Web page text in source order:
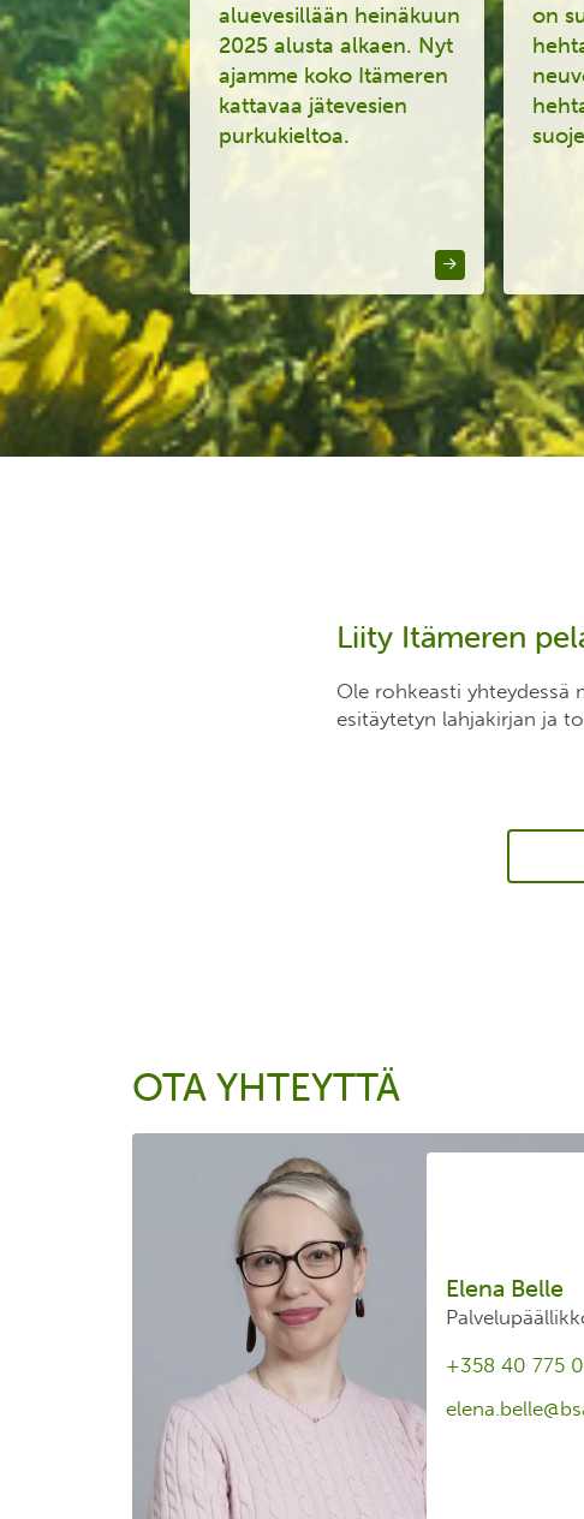
aluevesillään heinäkuun
2025 alusta alkaen. Nyt
ajamme koko Itämeren
kattavaa jätevesien
purkukieltoa.
on
Liity Itämeren
Ole rohkeasti yhteydessä
esitäytetyn lahjakirjan ja
OTA YHTEYTTÄ
Elena Belle
+358 40 775